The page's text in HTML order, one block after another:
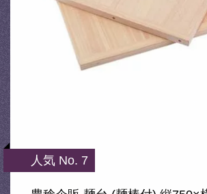
人気 No. 7